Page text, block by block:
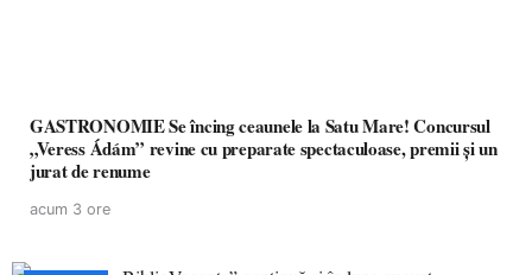
GASTRONOMIE Se încing ceaunele la Satu Mare! Concursul
„Veress Ádám” revine cu preparate spectaculoase, premii și un
jurat de renume
acum 3 ore